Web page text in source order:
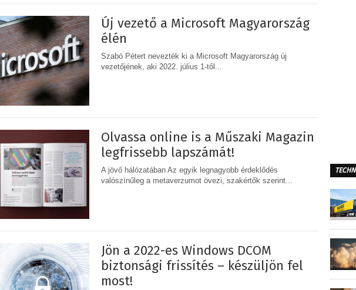
Új vezető a Microsoft Magyarország
élén
Szabó Pétert nevezték ki a Microsoft Magyarország új
vezetőjének, aki 2022. július 1-től...
Olvassa online is a Műszaki Magazin
legfrissebb lapszámát!
A jövő hálózatában Az egyik legnagyobb érdeklődés
valószínűleg a metaverzumot övezi, szakértők szerint...
Jön a 2022-es Windows DCOM
biztonsági frissítés – készüljön fel
most!